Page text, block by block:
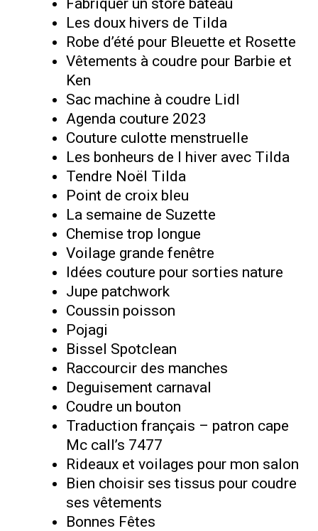
Les doux hivers de Tilda
Robe d’été pour Bleuette et Rosette
Vêtements à coudre pour Barbie et
Ken
Sac machine à coudre Lidl
Agenda couture 2023
Couture culotte menstruelle
Les bonheurs de l hiver avec Tilda
Tendre Noël Tilda
Point de croix bleu
La semaine de Suzette
Chemise trop longue
Voilage grande fenêtre
Idées couture pour sorties nature
Jupe patchwork
Coussin poisson
Pojagi
Bissel Spotclean
Raccourcir des manches
Deguisement carnaval
Coudre un bouton
Traduction français – patron cape
Mc call’s 7477
Rideaux et voilages pour mon salon
Bien choisir ses tissus pour coudre
ses vêtements
Bonnes Fêtes